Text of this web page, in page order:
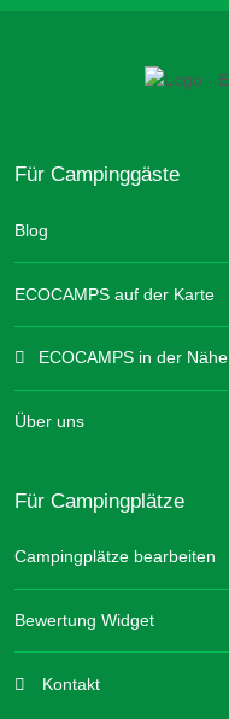
Für Campinggäste
Blog
ECOCAMPS auf der Karte
ECOCAMPS in der Nähe
Über uns
Für Campingplätze
Campingplätze bearbeiten
Bewertung Widget
Kontakt